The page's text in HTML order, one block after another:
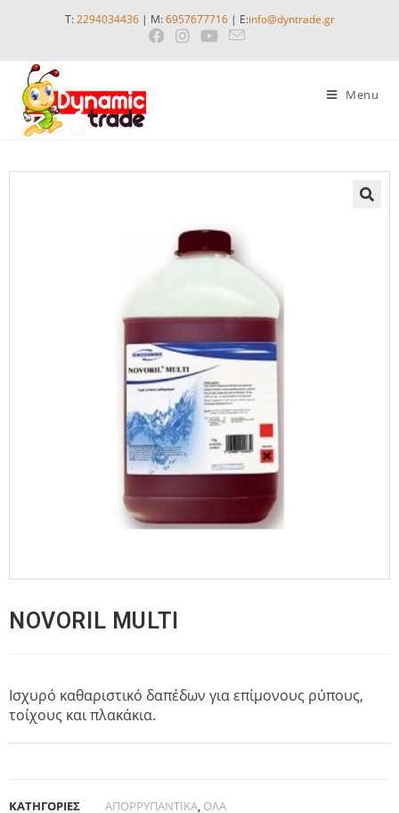
T:2294034436| M:6957677716| E:info@dyntrade.gr
Menu
NOVORIL MULTI
Ισχυρό καθαριστικό δαπέδων για επίμονους ρύπους,
τοίχους και πλακάκια.
ΚΑΤΗΓΟΡΙΕΣ ΑΠΟΡΡΥΠΑΝΤΙΚΑ, ΟΛΑ